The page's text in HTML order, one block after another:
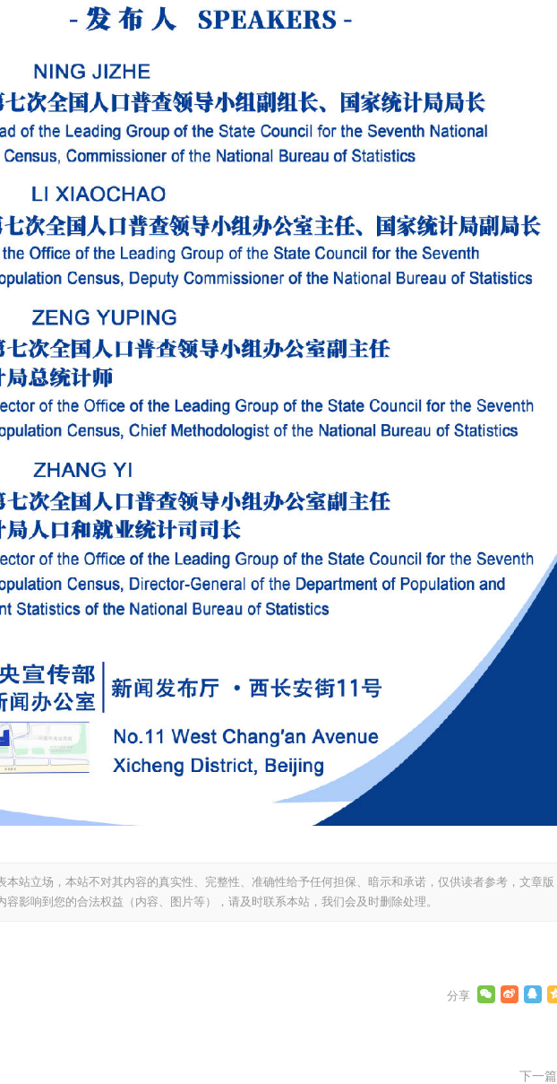
本站立场，本站不对其内容的真实性、完整性、准确性给予任何担保、暗示和承诺，仅供读者参考，文章版
容影响到您的合法权益（内容、图片等），请及时联系本站，我们会及时删除处理。
下一